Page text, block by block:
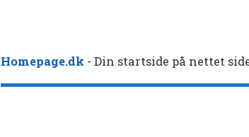
Homepage.dk - Din startside på nettet